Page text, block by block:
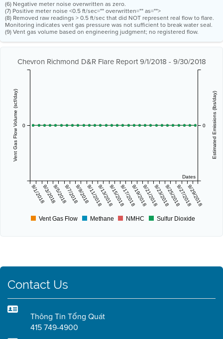
(6) Negative meter noise overwritten as zero.
(7) Positive meter noise <0.5 ft/sec="" overwritten="" as="">
(8) Removed raw readings > 0.5 ft/sec that did NOT represent real flow to flare.
Monitoring indicates vent gas pressure was not sufficient to break water seal.
(9) Vent gas volume based on engineering judgment; no registered flow.
Chevron Richmond D&R Flare Report 9/1/2018 - 9/30/2018
Dates
9/1/20189/3/20189/5/20189/7/20189/9/20189/11/20189/13/20189/15/20189/17/20189/19/20189/21/20189/23/20189/25/20189/27/20189/29/2018
Vent Gas Flow Volume (scf/day) 0 Estimated Emissions (lbs/day)
0
Vent Gas Flow Methane NMHC Sulfur Dioxide
Contact Us
Thông Tin Tổng Quát
415 749-4900